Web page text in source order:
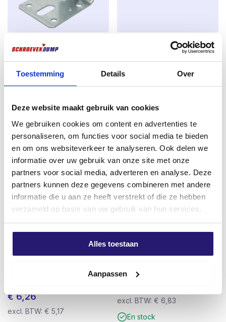
Toestemming Details Over
Deze website maakt gebruik van cookies
We gebruiken cookies om content en advertenties te
personaliseren, om functies voor social media te bieden
en om ons websiteverkeer te analyseren. Ook delen we
informatie over uw gebruik van onze site met onze
partners voor social media, adverteren en analyse. Deze
partners kunnen deze gegevens combineren met andere
informatie die u aan ze heeft verstrekt of die ze hebben
verzameld op basis van uw gebruik van hun services.
Alles toestaan
Aanpassen
Remplacement idéal des boulons filetés en bois
Vis en acier trempé à haute résistance
Large plage de serrage grâce à la grande tête à clapet
Arête de coupe supplémentaire sur la pointe du foret pour
une capacité de perçage accrue
Entraînement TX profond pour une transmission optimale
de la puissance
Très faible résistance au vissage pour une facilité de
vissage optimale
GB Ancrage d’angle avec
rebord 70×70/57×2.0
sendzimir galvanisé
0,89
En stock
Wera bit Torx 30 25mm acier
€1,15
excl. BTW:
Silvermate vis pour panneaux
4.0 x 40 TX-20 zingué 200
€6,26
excl. BTW: € 5,17
Vis de terrasse en acier
TX-15
excl. BTW:€ 6,83
En stock